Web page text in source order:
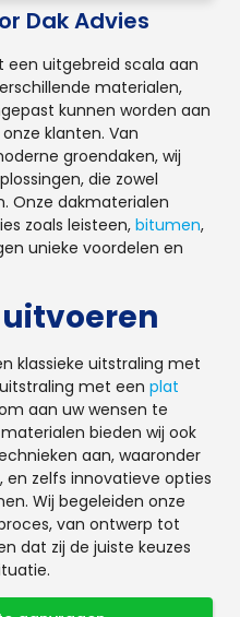
Dak Advies
een uitgebreid scala aan
materialen,
kunnen worden aan
klanten. Van
groendaken, wij
die zowel
Onze dakmaterialen
zoals leisteen, bitumen,
unieke voordelen en
klassieke uitstraling met
met een plat
aan uw wensen te
bieden wij ook
aan, waaronder
, en zelfs innovatieve opties
Wij begeleiden onze
van ontwerp tot
dat zij de juiste keuzes